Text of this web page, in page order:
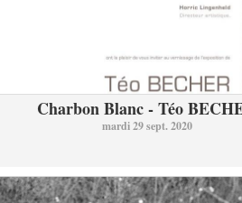
Charbon Blanc - Téo
mardi 29 sept. 2020